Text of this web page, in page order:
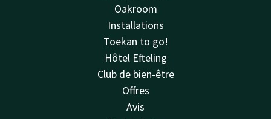
Oakroom
Installations
Toekan to go!
Hôtel Efteling
Club de bien-être
Offres
Avis